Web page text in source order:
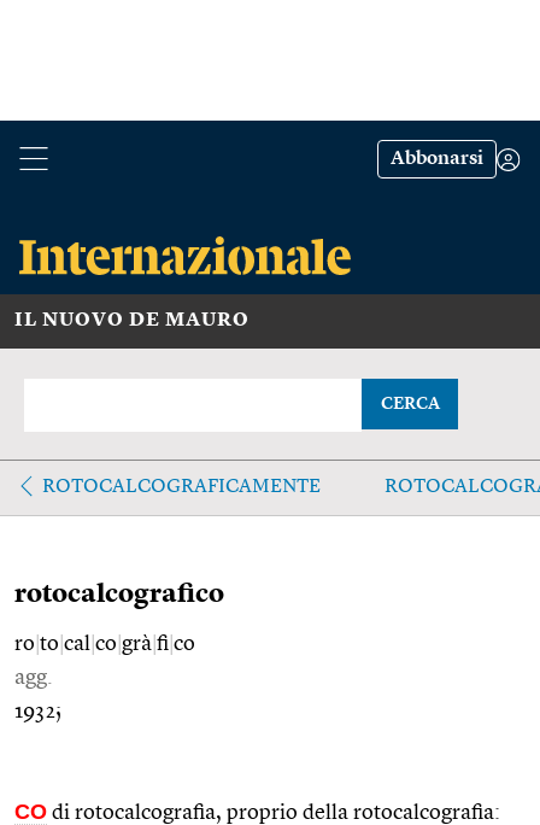
Abbonarsi
IL NUOVO DE MAURO
CERCA
ROTOCALCOGRAFICAMENTE
rotocalcografico
ro to cal co grà fi co
agg.
1932;
CO di rotocalcografia, proprio della rotocalcografia: